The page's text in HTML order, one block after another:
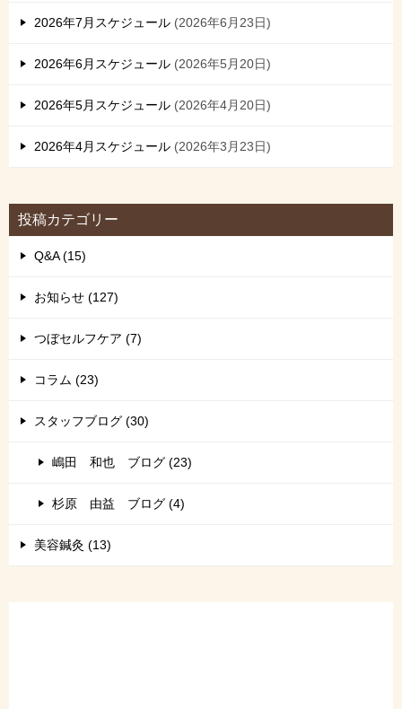
シ
2026年7月スケジュール 2026年6月23日
2026年6月スケジュール 2026年5月20日
2026年5月スケジュール 2026年4月20日
2026年4月スケジュール 2026年3月23日
投稿カテゴリー
Q&A (15)
お知らせ (127)
つぼセルフケア (7)
コラム (23)
スタッフブログ (30)
嶋田 和也 ブログ (23)
杉原 由益 ブログ (4)
美容鍼灸 (13)